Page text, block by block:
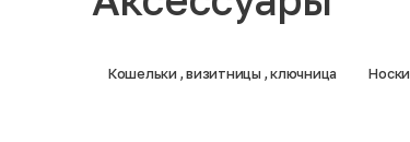
Кошельки , визитницы , ключница Носки